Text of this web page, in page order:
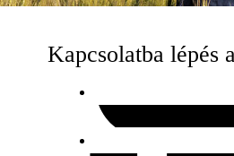
Kapcsolatba lépés